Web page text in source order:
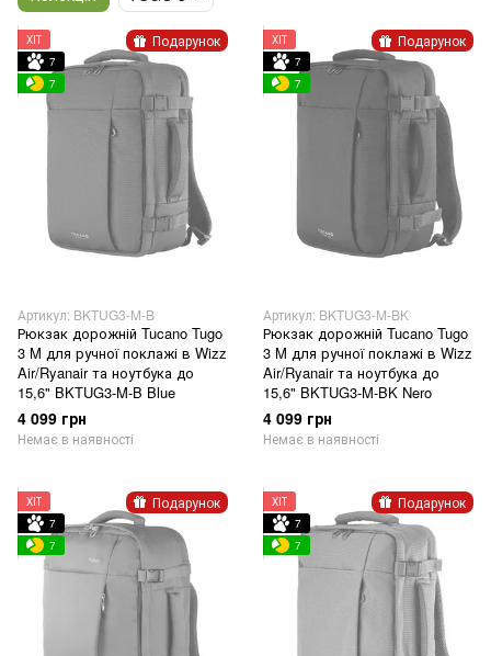
Подарунок
ХІТ
7
7
Артикул: BKTUG3-M-B
Рюкзак дорожній Tucano Tugo
3 M для ручної поклажі в Wizz
Air/Ryanair та ноутбука до
15,6" BKTUG3-M-B Blue
4 099 грн
Немає в наявності
Подарунок
ХІТ
7
7
Артикул: BKTUG3-M-BK
Рюкзак дорожній Tucano Tugo
3 M для ручної поклажі в Wizz
Air/Ryanair та ноутбука до
15,6" BKTUG3-M-BK Nero
4 099 грн
Немає в наявності
Подарунок
ХІТ
7
7
Подарунок
ХІТ
7
7